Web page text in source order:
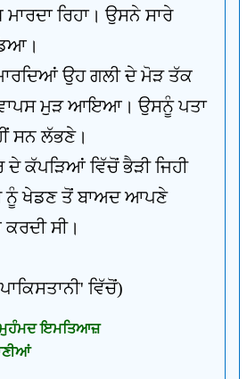
ਮਾਰਦਾ ਰਿਹਾ। ਉਸਨੇ ਸਾਰੇ
ਉਹ ਗਲੀ ਦੇ ਮੋੜ ਤੱਕ
ਮੁੜ ਆਇਆ। ਉਸਨੂੰ ਪਤਾ
ਸਨ ਲੱਭਣੇ।
ਕੱਪੜਿਆਂ ਵਿੱਚੋਂ ਭੈੜੀ ਜਿਹੀ
ਖੇਡਣ ਤੋਂ ਬਾਅਦ ਆਪਣੇ
ਸੀ।
ਵਿੱਚੋਂ)
ਮੁਹੰਮਦ ਇਮਤਿਆਜ਼